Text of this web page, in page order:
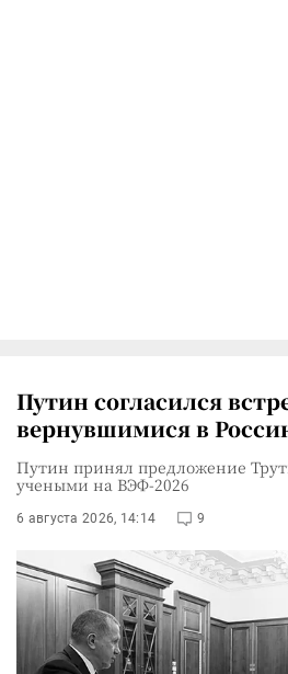
Путин согласился
вернувшимися в
Путин принял предложение
учеными на ВЭФ-2026
6 августа 2026, 14:14 9